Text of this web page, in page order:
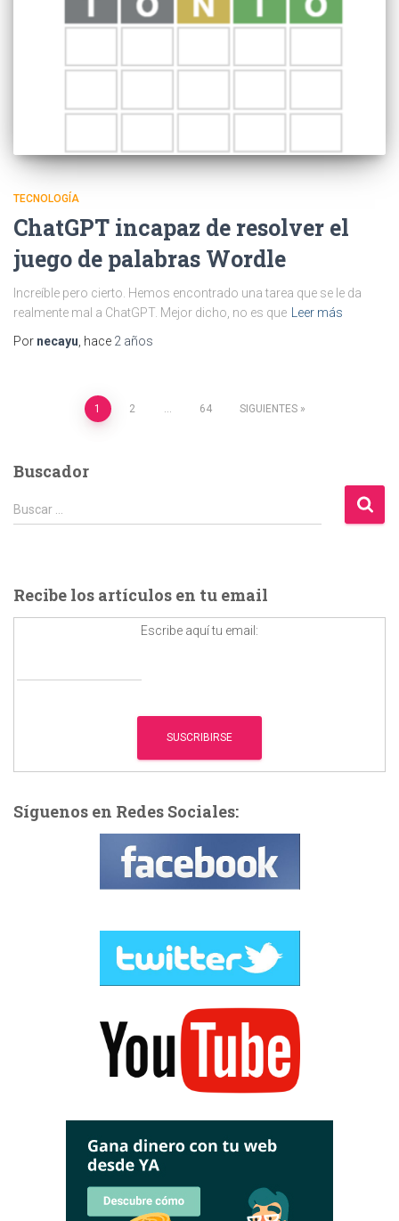
TECNOLOGÍA
ChatGPT incapaz de resolver el
juego de palabras Wordle
Increíble pero cierto. Hemos encontrado una tarea que se le da
realmente mal a ChatGPT. Mejor dicho, no es que Leer más
Por necayu, hace 2 años
Paginación
1 2 … 64 SIGUIENTES
Buscador
B
u
r
:
Buscar …
Recibe los artículos en tu email
Escribe aquí tu email:
Síguenos en Redes Sociales: